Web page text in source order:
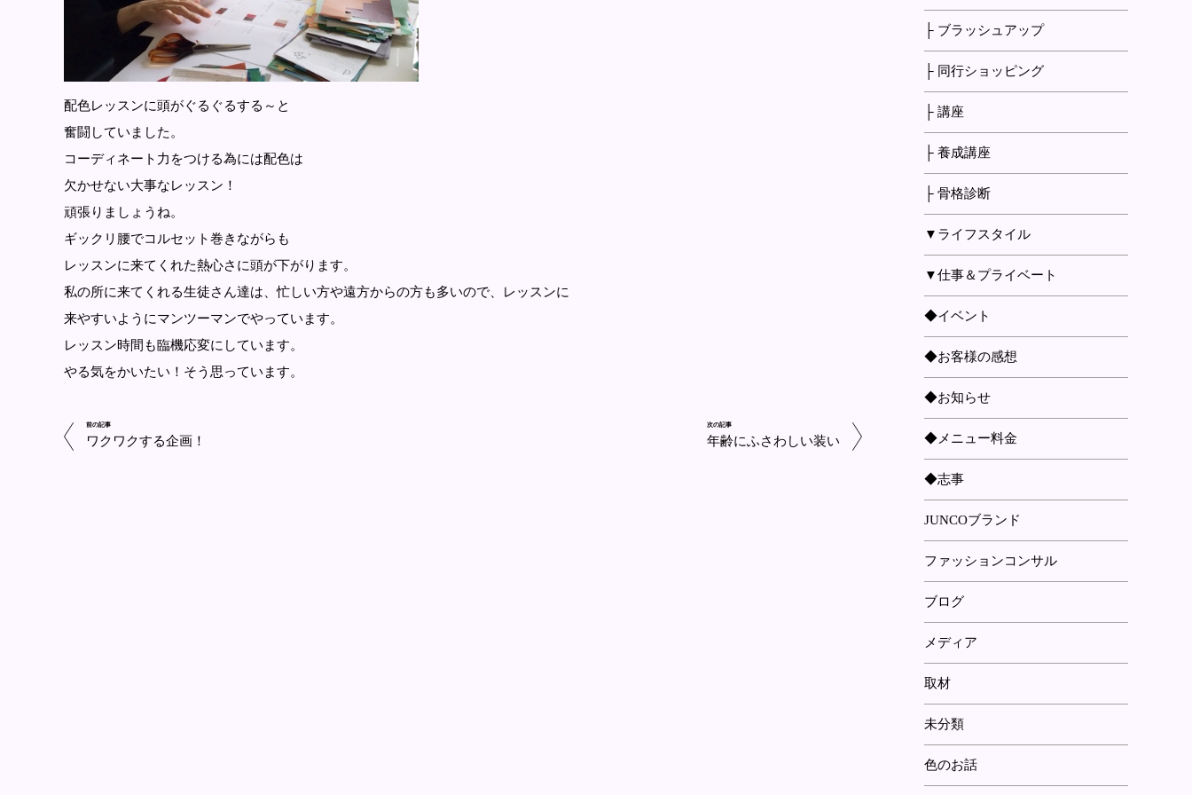
配色レッスンに頭がぐるぐるする～と
奮闘していました。
コーディネート力をつける為には配色は
欠かせない大事なレッスン！
頑張りましょうね。
ギックリ腰でコルセット巻きながらも
レッスンに来てくれた熱心さに頭が下がります。
私の所に来てくれる生徒さん達は、忙しい方や遠方からの方も多いので、レッスンに
来やすいようにマンツーマンでやっています。
レッスン時間も臨機応変にしています。
やる気をかいたい！そう思っています。
前の記事
ワクワクする企画！
次の記事
年齢にふさわしい装い
├ ブラッシュアップ
├ 同行ショッピング
├ 講座
├ 養成講座
├ 骨格診断
▼ライフスタイル
▼仕事＆プライベート
◆イベント
◆お客様の感想
◆お知らせ
◆メニュー料金
◆志事
JUNCOブランド
ファッションコンサル
ブログ
メディア
取材
未分類
色のお話